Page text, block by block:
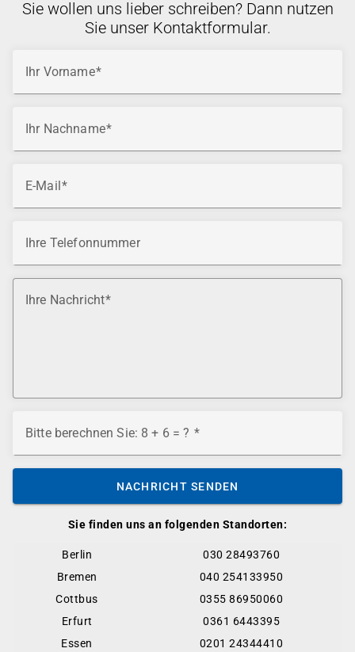
Sie finden uns an folgenden Standorten:
Berlin
030 28493760
Bremen
040 254133950
Cottbus
0355 86950060
Erfurt
0361 6443395
Essen
0201 24344410
Sie wollen uns lieber schreiben? Dann nutzen
Sie unser Kontaktformular.
Ihr Vorname
Ihr Nachname
E-Mail
Ihre Telefonnummer
Ihre Nachricht
Bitte berechnen Sie: 8 + 6 = ?
NACHRICHT SENDEN